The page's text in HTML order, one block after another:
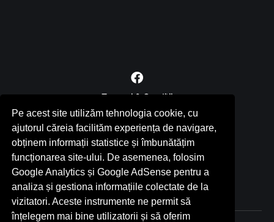
Pe acest site utilizăm tehnologia cookie, cu
ajutorul căreia facilităm experiența de navigare,
obținem informații statistice și îmbunătățim
funcționarea site-ului. De asemenea, folosim
Google Analytics și Google AdSense pentru a
analiza și gestiona informațiile colectate de la
vizitatori. Aceste instrumente ne permit să
înțelegem mai bine utilizatorii și să oferim
Termeni & Condiții
RSS
Contact
Politica de confidențialitate